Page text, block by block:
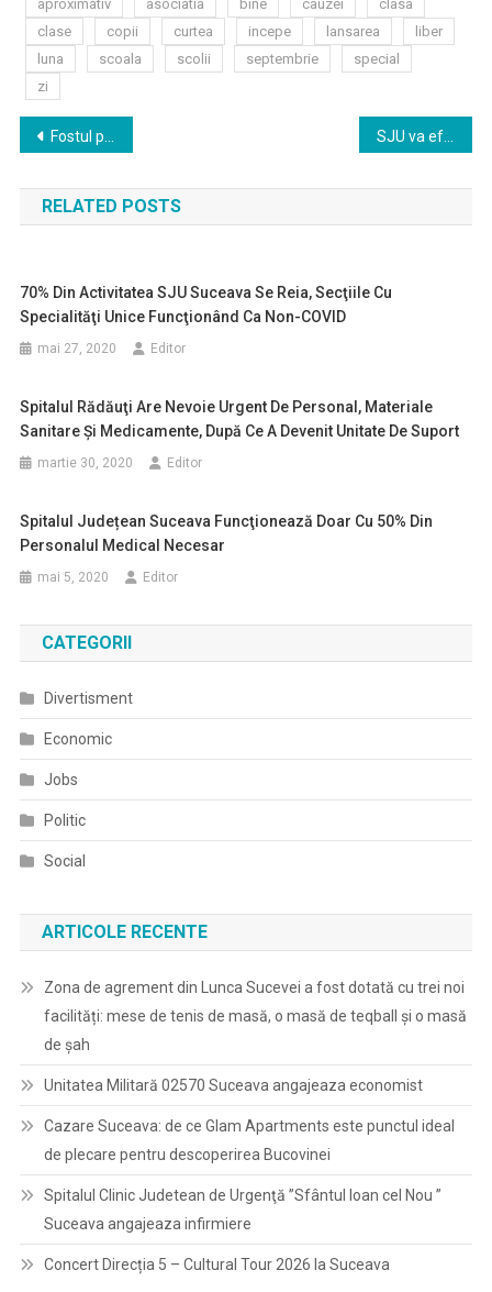
aproximativ asociatia bine cauzei
clasa
clase
copii curtea incepe lansarea
liber
luna
scoala scolii septembrie
special
zi
Navigare
în
articole
Fostul prefect Florin Sinescu şi-a depus, vineri, candidatura la funcţia de primar al Sucevei din partea Pro România şi doreşte ca împreună cu echipa tânără pe care a format-o să ”restarteze” din punct de vedere economic municipiul şi să fie mai aproape de cetăţeni.
RELATED POSTS
70% Din Activitatea SJU Suceava Se Reia, Secţiile Cu
Specialităţi Unice Funcţionând Ca Non-COVID
mai 27, 2020 Editor
Spitalul Rădăuţi Are Nevoie Urgent De Personal, Materiale
Sanitare Şi Medicamente, După Ce A Devenit Unitate De Suport
martie 30, 2020 Editor
Spitalul Județean Suceava Funcţionează Doar Cu 50% Din
Personalul Medical Necesar
mai 5, 2020 Editor
CATEGORII
Divertisment
Economic
Jobs
Politic
Social
ARTICOLE RECENTE
Zona de agrement din Lunca Sucevei a fost dotată cu trei noi
facilități: mese de tenis de masă, o masă de teqball și o masă
de șah
Unitatea Militară 02570 Suceava angajeaza economist
Cazare Suceava: de ce Glam Apartments este punctul ideal
de plecare pentru descoperirea Bucovinei
Spitalul Clinic Judetean de Urgenţă ”Sfântul Ioan cel Nou ”
Suceava angajeaza infirmiere
Concert Direcția 5 – Cultural Tour 2026 la Suceava